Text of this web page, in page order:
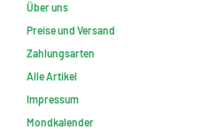
Über uns
Preise und Versand
Zahlungsarten
Alle Artikel
Impressum
Mondkalender